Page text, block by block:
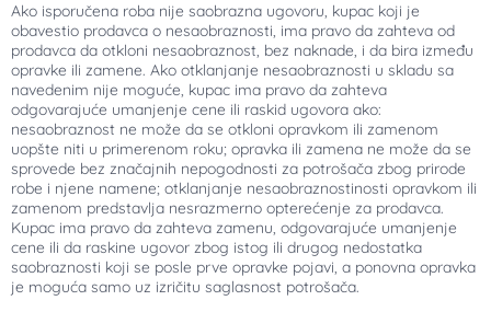
Ako isporučena roba nije saobrazna ugovoru, kupac koji je
obavestio prodavca o nesaobraznosti, ima pravo da zahteva od
prodavca da otkloni nesaobraznost, bez naknade, i da bira između
opravke ili zamene. Ako otklanjanje nesaobraznosti u skladu sa
navedenim nije moguće, kupac ima pravo da zahteva
odgovarajuće umanjenje cene ili raskid ugovora ako:
nesaobraznost ne može da se otkloni opravkom ili zamenom
uopšte niti u primerenom roku; opravka ili zamena ne može da se
sprovede bez značajnih nepogodnosti za potrošača zbog prirode
robe i njene namene; otklanjanje nesaobraznostinosti opravkom ili
zamenom predstavlja nesrazmerno opterećenje za prodavca.
Kupac ima pravo da zahteva zamenu, odgovarajuće umanjenje
cene ili da raskine ugovor zbog istog ili drugog nedostatka
saobraznosti koji se posle prve opravke pojavi, a ponovna opravka
je moguća samo uz izričitu saglasnost potrošača.